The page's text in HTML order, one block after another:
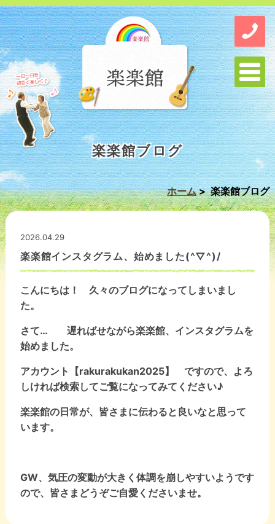
楽楽館ブログ
ホーム> 楽楽館ブログ
2026.04.29
楽楽館インスタグラム、始めました(^▽^)/
こんにちは！ 久々のブログになってしまいまし
た。
さて… 遅ればせながら楽楽館、インスタグラムを
始めました。
アカウント【rakurakukan2025】 ですので、よろ
しければ検索してご覧になってみてください♪
楽楽館の日常が、皆さまに伝わると良いなと思って
います。
GW、気圧の変動が大きく体調を崩しやすいようです
ので、皆さまどうぞご自愛くださいませ。